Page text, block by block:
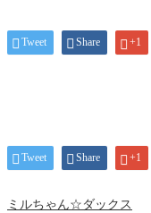
Tweet Share +1
Tweet Share +1
ミルちゃん☆ダックス